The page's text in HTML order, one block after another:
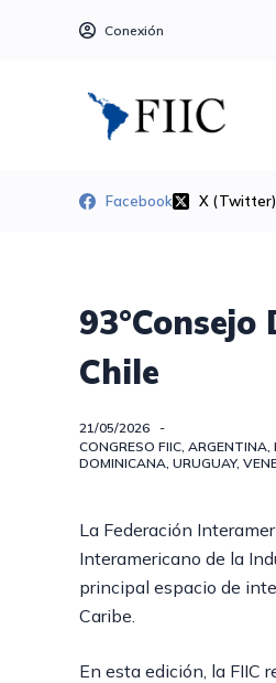
Conexión
Facebook X (Twitter)
Chile
21/05/2026
CONGRESO FIIC ARGENTINA
DOMINICANA URUGUAY,
La Federación
Interamericano de la
principal espacio de
Caribe.
En esta edición, la FIIC